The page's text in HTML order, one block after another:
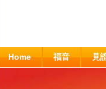
Home 福音 見